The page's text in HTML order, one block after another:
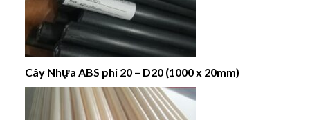
Cây Nhựa ABS phi 20 – D20 (1000 x 20mm)